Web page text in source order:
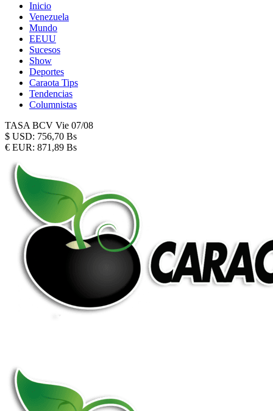
Inicio
Venezuela
Mundo
EEUU
Sucesos
Show
Deportes
Caraota Tips
Tendencias
Columnistas
TASA BCV Vie 07/08
$ USD: 756,70 Bs
€ EUR: 871,89 Bs